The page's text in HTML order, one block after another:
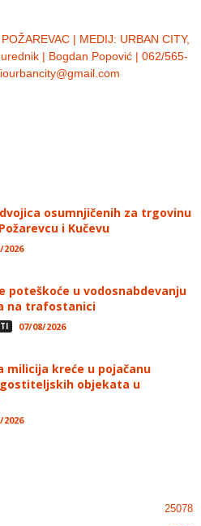
| MEDIJ: URBAN CITY,
| Bogdan Popović | 062/565-
osumnjičenih za trgovinu
i Kučevu
2026
poteškoće u vodosnabdevanju
na trafostanici
07/08/2026
milicija kreće u pojačanu
objekata u
2026
25078